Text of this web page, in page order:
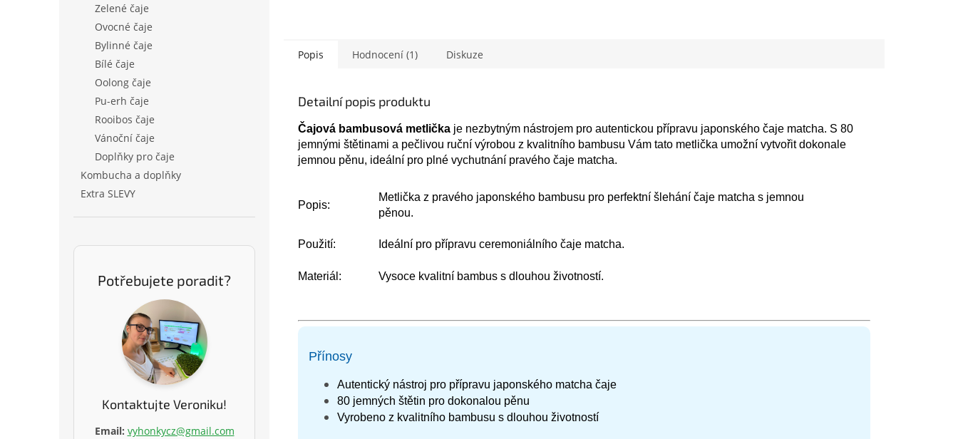
Zelené čaje
Ovocné čaje
Bylinné čaje
Bílé čaje
Oolong čaje
Pu-erh čaje
Rooibos čaje
Vánoční čaje
Doplňky pro čaje
Kombucha a doplňky
Extra SLEVY
Potřebujete poradit?
Kontaktujte Veroniku!
Email: vyhonkycz@gmail.com
Popis Hodnocení (1) Diskuze
Detailní popis produktu
Čajová bambusová metlička je nezbytným nástrojem pro autentickou přípravu japonského čaje matcha. S 80
jemnými štětinami a pečlivou ruční výrobou z kvalitního bambusu Vám tato metlička umožní vytvořit dokonale
jemnou pěnu, ideální pro plné vychutnání pravého čaje matcha.
Popis:
Metlička z pravého japonského bambusu pro perfektní šlehání čaje matcha s jemnou
pěnou.
Použití: Ideální pro přípravu ceremoniálního čaje matcha.
Materiál: Vysoce kvalitní bambus s dlouhou životností.
Přínosy
Autentický nástroj pro přípravu japonského matcha čaje
80 jemných štětin pro dokonalou pěnu
Vyrobeno z kvalitního bambusu s dlouhou životností